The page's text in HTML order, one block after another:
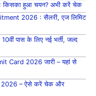
हुआ चयन? अभी करें चेक
2026 : सैलरी, एज लिमिट
पास के लिए नई भर्ती, जल्द
Card 2026 जारी – यहां से
2026 – ऐसे करें चेक और